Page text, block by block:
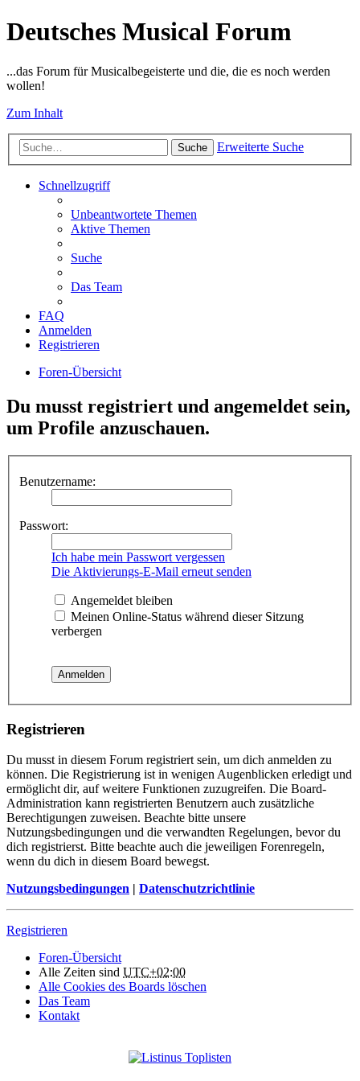
Deutsches Musical Forum
...das Forum für Musicalbegeisterte und die, die es noch werden
wollen!
Zum Inhalt
Suche Erweiterte Suche
Schnellzugriff
Unbeantwortete Themen
Aktive Themen
Suche
Das Team
FAQ
Anmelden
Registrieren
Foren-Übersicht
Du musst registriert und angemeldet sein,
um Profile anzuschauen.
Benutzername:
Passwort:
Ich habe mein Passwort vergessen
Die Aktivierungs-E-Mail erneut senden
Angemeldet bleiben
Meinen Online-Status während dieser Sitzung
verbergen
Registrieren
Du musst in diesem Forum registriert sein, um dich anmelden zu
können. Die Registrierung ist in wenigen Augenblicken erledigt und
ermöglicht dir, auf weitere Funktionen zuzugreifen. Die Board-
Administration kann registrierten Benutzern auch zusätzliche
Berechtigungen zuweisen. Beachte bitte unsere
Nutzungsbedingungen und die verwandten Regelungen, bevor du
dich registrierst. Bitte beachte auch die jeweiligen Forenregeln,
wenn du dich in diesem Board bewegst.
Nutzungsbedingungen | Datenschutzrichtlinie
Registrieren
Foren-Übersicht
Alle Zeiten sind UTC+02:00
Alle Cookies des Boards löschen
Das Team
Kontakt